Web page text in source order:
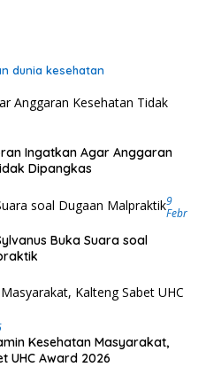
dunia kesehatan
Ingatkan Agar Anggaran
Dipangkas
9
Febr
Buka Suara soal
Kesehatan Masyarakat,
UHC Award 2026